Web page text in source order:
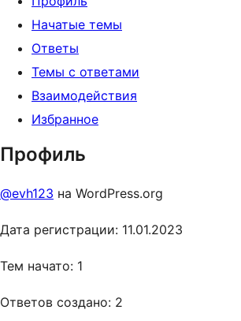
Начатые темы
Ответы
Темы с ответами
Взаимодействия
Избранное
Профиль
@evh123 на WordPress.org
Дата регистрации: 11.01.2023
Тем начато: 1
Ответов создано: 2